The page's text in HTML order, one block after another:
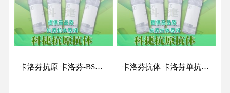
卡洛芬抗原 卡洛芬-BSA抗原 卡洛芬-OVA抗原 卡洛芬抗体 卡洛芬单抗 卡洛芬单克隆抗体 CAR单抗